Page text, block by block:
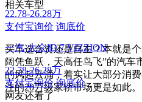
22.78-26.28万
支付宝询价 询底价
买车选合资还是自主？本就是
阔凭鱼跃，天高任鸟飞”的汽车
的风起云涌，着实让大部分消
注的20万级家轿市场更是如此。
相关车型
一汽-大众ID.7 VIZZION
22.78-26.28万
支付宝询价 询底价
网友还看了